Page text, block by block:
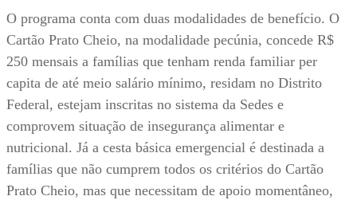
O programa conta com duas modalidades de benefício. O
Cartão Prato Cheio, na modalidade pecúnia, concede R$
250 mensais a famílias que tenham renda familiar per
capita de até meio salário mínimo, residam no Distrito
Federal, estejam inscritas no sistema da Sedes e
comprovem situação de insegurança alimentar e
nutricional. Já a cesta básica emergencial é destinada a
famílias que não cumprem todos os critérios do Cartão
Prato Cheio, mas que necessitam de apoio momentâneo,